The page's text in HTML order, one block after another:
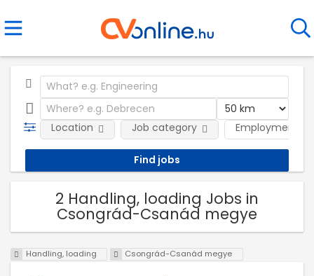
Employment
Location Job category
2 Handling, loading Jobs in
Csongrád-Csanád megye
Handling, loading Csongrád-Csanád megye